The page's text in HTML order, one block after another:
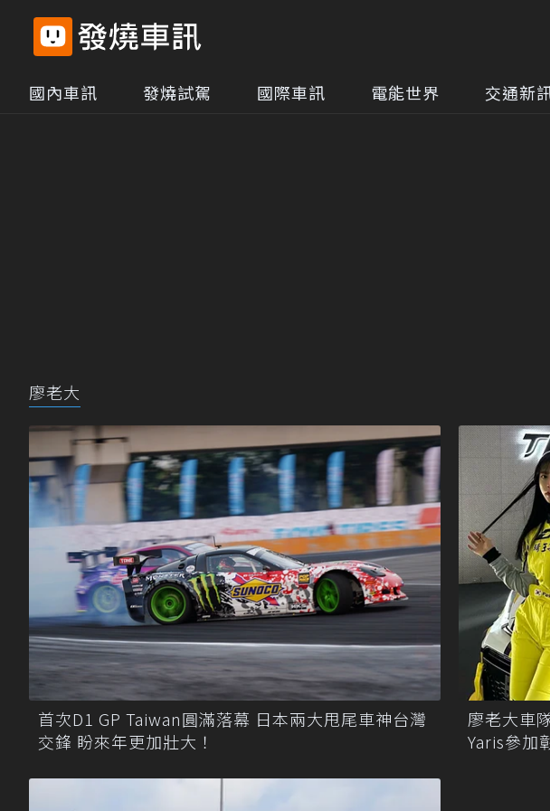
國內車訊 發燒試駕 國際車訊 電能世界 交通新
廖老大
首次D1 GP Taiwan圓滿落幕 日本兩大甩尾車神台灣
交鋒 盼來年更加壯大！
廖老大車
Yaris參加